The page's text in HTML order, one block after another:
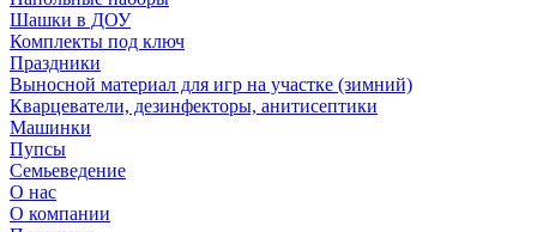
Шашки в ДОУ
Комплекты под ключ
Праздники
Выносной материал для игр на участке (зимний)
Кварцеватели, дезинфекторы, анитисептики
Машинки
Пупсы
Семьеведение
О нас
О компании